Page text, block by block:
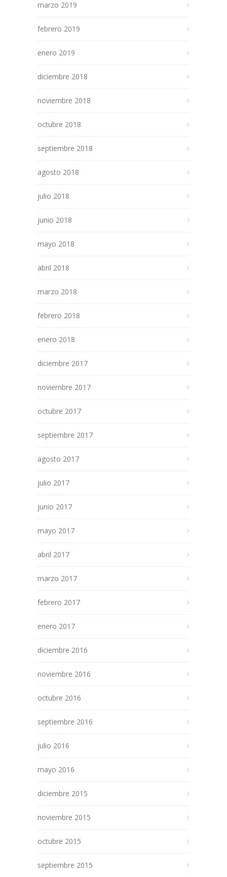
marzo 2019
febrero 2019
enero 2019
diciembre 2018
noviembre 2018
octubre 2018
septiembre 2018
agosto 2018
julio 2018
junio 2018
mayo 2018
abril 2018
marzo 2018
febrero 2018
enero 2018
diciembre 2017
noviembre 2017
octubre 2017
septiembre 2017
agosto 2017
julio 2017
junio 2017
mayo 2017
abril 2017
marzo 2017
febrero 2017
enero 2017
diciembre 2016
noviembre 2016
octubre 2016
septiembre 2016
julio 2016
mayo 2016
diciembre 2015
noviembre 2015
octubre 2015
septiembre 2015